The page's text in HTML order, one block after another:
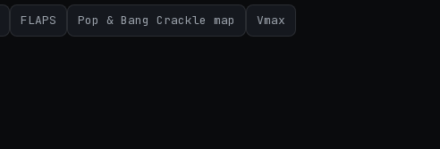
FLAPS Pop & Bang Crackle map Vmax